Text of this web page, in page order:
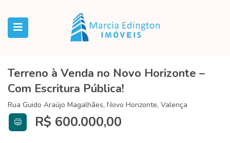
Terreno à Venda no Novo Horizonte –
Com Escritura Pública!
Rua Guido Araújo Magalhães, Novo Horizonte, Valença
R$ 600.000,00